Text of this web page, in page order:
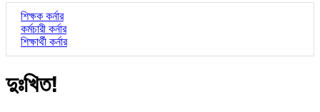
শিক্ষক কর্নার
কর্মচারী কর্নার
শিক্ষার্থী কর্নার
দুঃখিত!